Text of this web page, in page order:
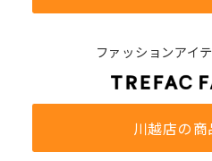
ファッションアイ
川越店の